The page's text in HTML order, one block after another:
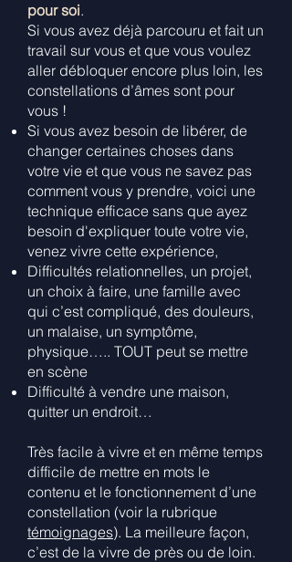
pour soi.
Si vous avez déjà parcouru et fait un
travail sur vous et que vous voulez
aller débloquer encore plus loin, les
constellations d’âmes sont pour
vous !
Si vous avez besoin de libérer, de
changer certaines choses dans
votre vie et que vous ne savez pas
comment vous y prendre, voici une
technique efficace sans que ayez
besoin d'expliquer toute votre vie,
venez vivre cette expérience,
Difficultés relationnelles, un projet,
un choix à faire, une famille avec
qui c’est compliqué, des douleurs,
un malaise, un symptôme,
physique….. TOUT peut se mettre
en scène
Difficulté à vendre une maison,
quitter un endroit…
Très facile à vivre et en même temps
difficile de mettre en mots le
contenu et le fonctionnement d’une
constellation (voir la rubrique
témoignages). La meilleure façon,
c’est de la vivre de près ou de loin.